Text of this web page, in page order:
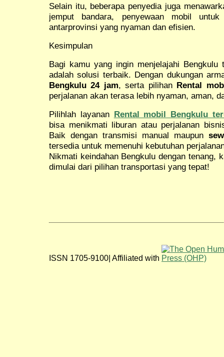
Selain itu, beberapa penyedia juga
jemput bandara, penyewaan mobil
antarprovinsi yang nyaman dan efisien.
Kesimpulan
Bagi kamu yang ingin menjelajahi
adalah solusi terbaik. Dengan dukungan
Bengkulu 24 jam, serta pilihan Rental
perjalanan akan terasa lebih nyaman, aman,
Pilihlah layanan Rental mobil Bengkulu
bisa menikmati liburan atau perjalanan
Baik dengan transmisi manual maupun
tersedia untuk memenuhi kebutuhan
Nikmati keindahan Bengkulu dengan tenang,
dimulai dari pilihan transportasi yang tepat!
ISSN 1705-9100| Affiliated with